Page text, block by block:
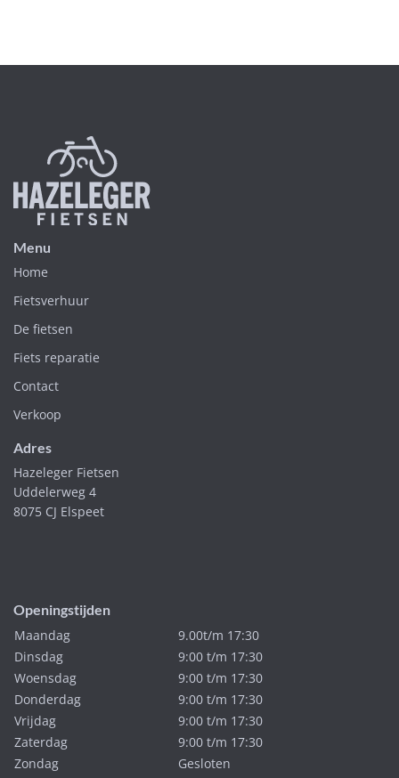
Menu
Home
Fietsverhuur
De fietsen
Fiets reparatie
Contact
Verkoop
Adres
Hazeleger Fietsen
Uddelerweg 4
8075 CJ Elspeet
Openingstijden
Maandag
9.00t/m 17:30
Dinsdag
9:00 t/m 17:30
Woensdag
9:00 t/m 17:30
Donderdag
9:00 t/m 17:30
Vrijdag
9:00 t/m 17:30
Zaterdag
9:00 t/m 17:30
Zondag
Gesloten